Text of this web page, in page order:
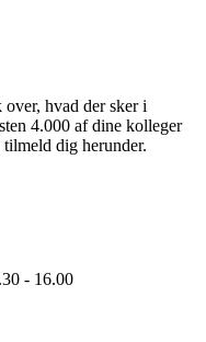
hvad der sker i
4.000 af dine kolleger
dig herunder.
- 16.00